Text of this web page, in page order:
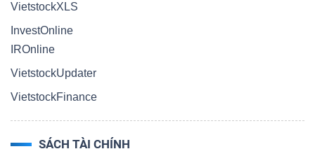
VietstockXLS
InvestOnline
IROnline
VietstockUpdater
VietstockFinance
SÁCH TÀI CHÍNH